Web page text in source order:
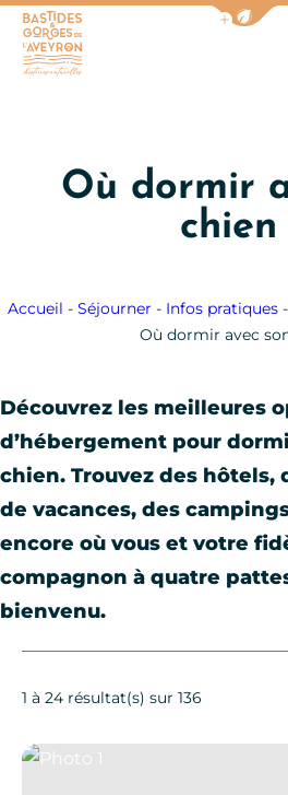
Afficher
Où dormir
chien
Accueil - Séjourner - Infos pratiques-
Où dormir avec
Découvrez les meilleures
d’hébergement pour
chien. Trouvez des hôtels,
de vacances, des
encore où vous et votre
compagnon à quatre
bienvenu.
1 à 24 résultat(s) sur 136
Photo 1